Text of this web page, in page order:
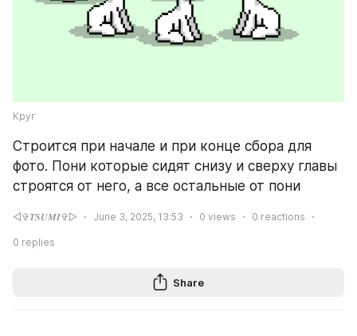
Круг
Строится при начале и при конце сбора для
фото. Пони которые сидят снизу и сверху главы
строятся от него, а все остальные от пони
◅✞𝑻𝑺𝑼𝑴𝑰✞▻ June 3, 2025, 13:53 0 views 0 reactions
0 replies
Share